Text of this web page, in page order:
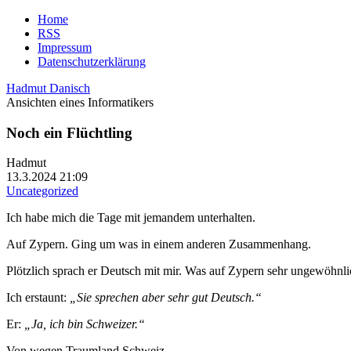
Home
RSS
Impressum
Datenschutzerklärung
Hadmut Danisch
Ansichten eines Informatikers
Noch ein Flüchtling
Hadmut
13.3.2024 21:09
Uncategorized
Ich habe mich die Tage mit jemandem unterhalten.
Auf Zypern. Ging um was in einem anderen Zusammenhang.
Plötzlich sprach er Deutsch mit mir. Was auf Zypern sehr
Ich erstaunt: „Sie sprechen aber sehr gut Deutsch.“
Er: „Ja, ich bin Schweizer.“